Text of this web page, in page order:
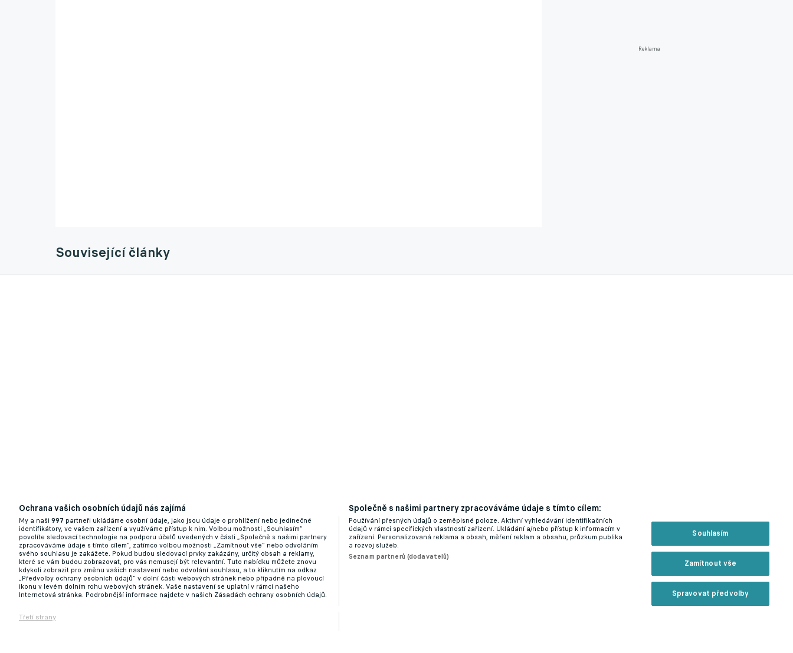
Reklama
Související články
Divoká dohrávka přinesla Artisu pouze bod. Opava přišla o svůj náskok ve druhém poločase
21.02.2026 15:39
Ochrana vašich osobních údajů nás zajímá
My a naši 997 partneři ukládáme osobní údaje, jako jsou údaje o prohlížení nebo jedinečné
identifikátory, ve vašem zařízení a využíváme přístup k nim. Volbou možnosti „Souhlasím“
povolíte sledovací technologie na podporu účelů uvedených v části „Společně s našimi partnery
zpracováváme údaje s tímto cílem“, zatímco volbou možnosti „Zamítnout vše“ nebo odvoláním
svého souhlasu je zakážete. Pokud budou sledovací prvky zakázány, určitý obsah a reklamy,
které se vám budou zobrazovat, pro vás nemusejí být relevantní. Tuto nabídku můžete znovu
kdykoli zobrazit pro změnu vašich nastavení nebo odvolání souhlasu, a to kliknutím na odkaz
„Předvolby ochrany osobních údajů“ v dolní části webových stránek nebo případně na plovoucí
ikonu v levém dolním rohu webových stránek. Vaše nastavení se uplatní v rámci našeho
Internetová stránka. Podrobnější informace najdete v našich Zásadách ochrany osobních údajů.
Třetí strany
Společně s našimi partnery zpracováváme údaje s tímto cílem:
Používání přesných údajů o zeměpisné poloze. Aktivní vyhledávání identifikačních
údajů v rámci specifických vlastností zařízení. Ukládání a/nebo přístup k informacím v
zařízení. Personalizovaná reklama a obsah, měření reklam a obsahu, průzkum publika
a rozvoj služeb.
Seznam partnerů (dodavatelů)
Souhlasím
Zamítnout vše
Spravovat předvolby